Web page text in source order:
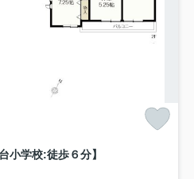
小学校:徒歩６分】